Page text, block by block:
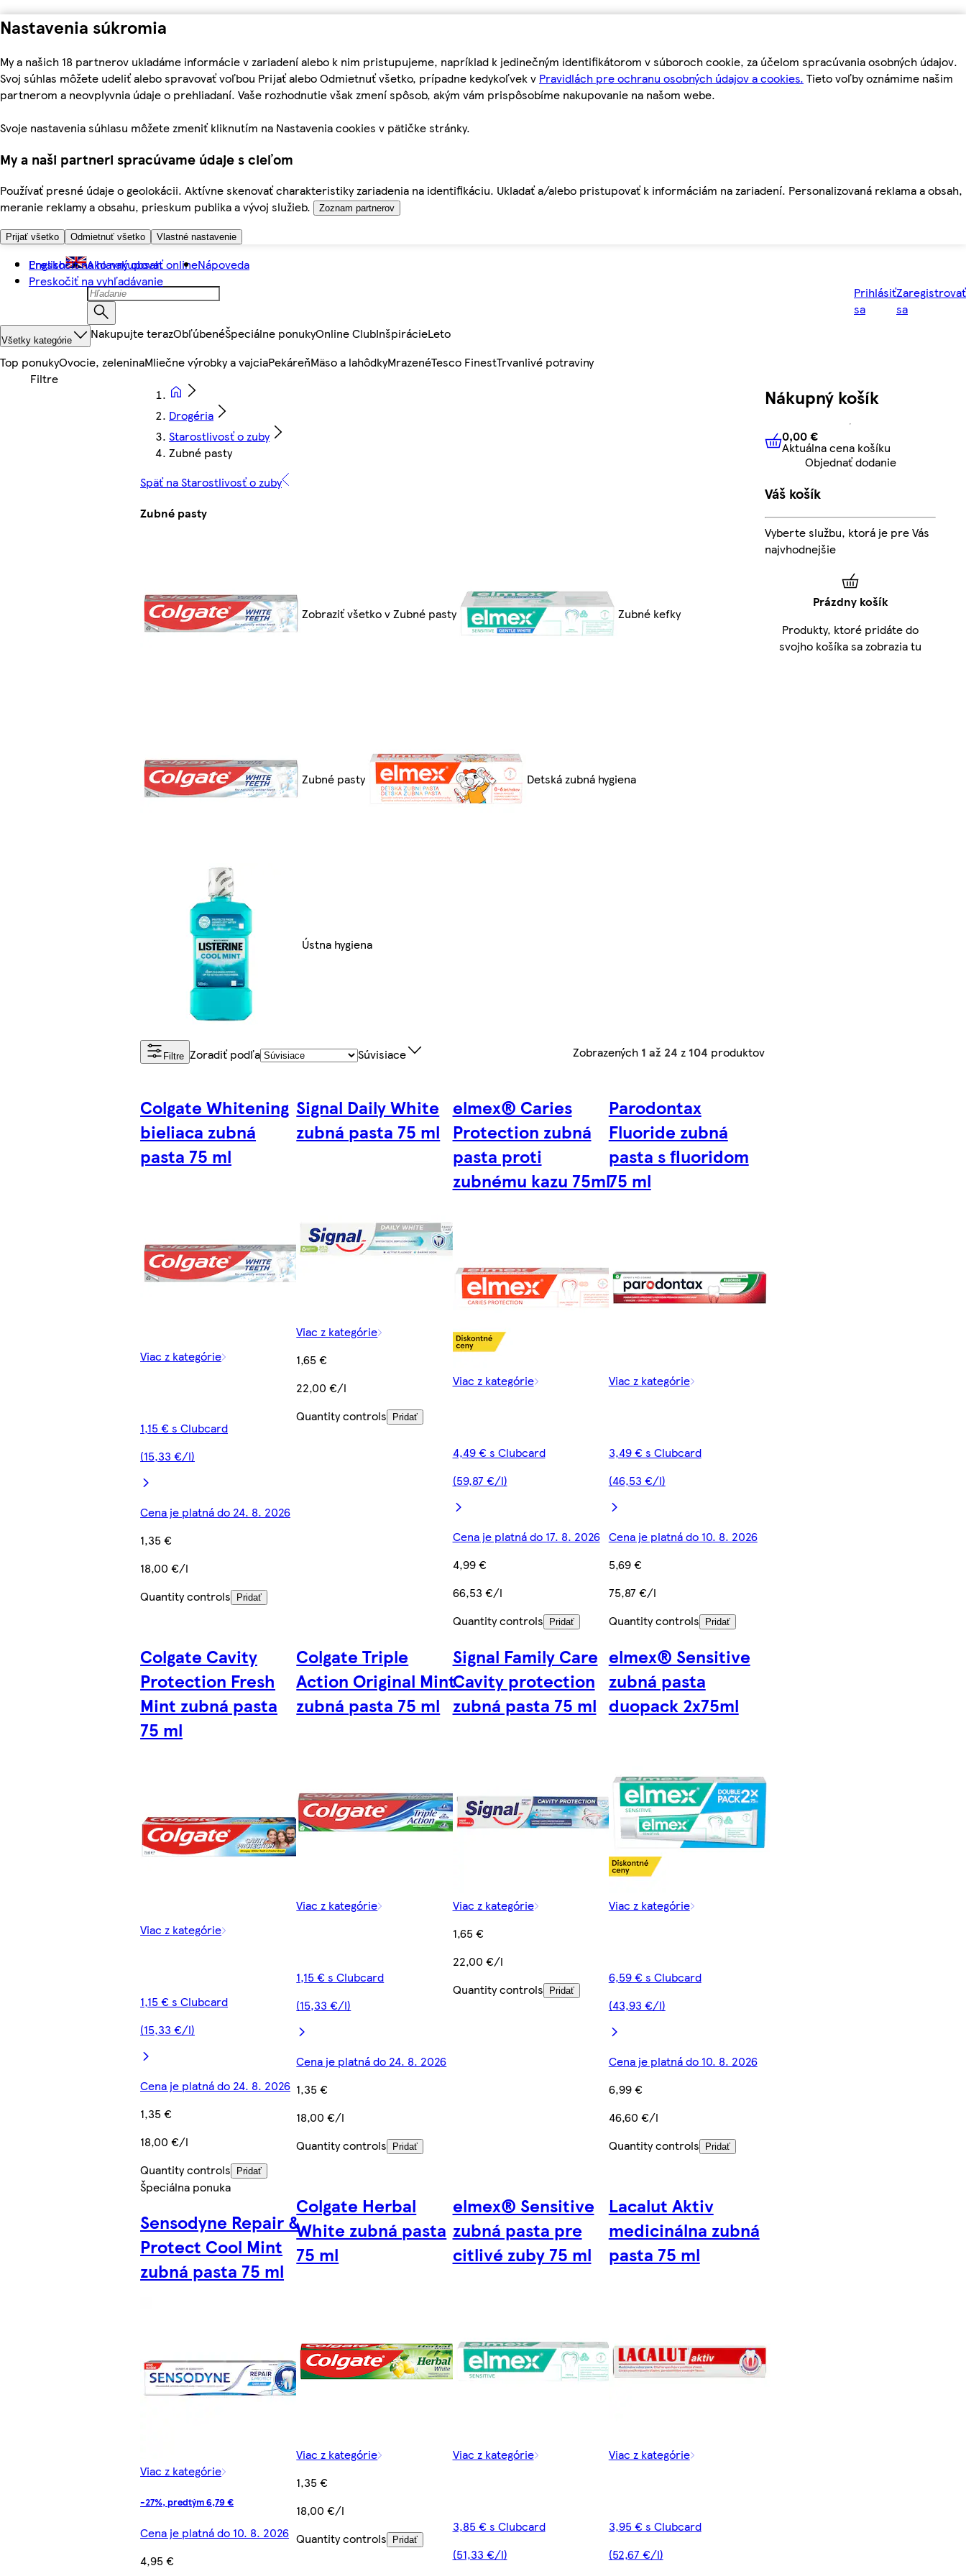
Nastavenia súkromia
My a našich 18 partnerov ukladáme informácie v zariadení alebo k nim pristupujeme, napríklad k jedinečným identifikátorom v súboroch cookie, za účelom spracúvania osobných údajov.
Svoj súhlas môžete udeliť alebo spravovať voľbou Prijať alebo Odmietnuť všetko, prípadne kedykoľvek v Pravidlách pre ochranu osobných údajov a cookies. Tieto voľby oznámime našim
partnerom a neovplyvnia údaje o prehliadaní. Vaše rozhodnutie však zmení spôsob, akým vám prispôsobíme nakupovanie na našom webe.
Svoje nastavenia súhlasu môžete zmeniť kliknutím na Nastavenia cookies v pätičke stránky.
My a naši partneri spracúvame údaje s cieľom
Používať presné údaje o geolokácii. Aktívne skenovať charakteristiky zariadenia na identifikáciu. Ukladať a/alebo pristupovať k informáciám na zariadení. Personalizovaná reklama a obsah,
meranie reklamy a obsahu, prieskum publika a vývoj služieb.
Zoznam partnerov
Prijať všetko Odmietnuť všetko Vlastné nastavenie
Preskočiť na hlavný obsah
Preskočiť na vyhľadávanie
English Ako nakupovať onlineNápoveda
Prihlásiť
sa
Zaregistrovať
sa
Všetky kategórie Nakupujte terazObľúbenéŠpeciálne ponukyOnline ClubInšpirácieLeto
Top ponukyOvocie, zeleninaMliečne výrobky a vajciaPekáreňMäso a lahôdkyMrazenéTesco FinestTrvanlivé potraviny
Drogéria
Starostlivosť o zuby
Zubné pasty
Späť na Starostlivosť o zuby
Zubné pasty
Zobraziť všetko v Zubné pasty Zubné kefky
Zubné pasty Detská zubná hygiena
Ústna hygiena
Filtre Zoradiť podľa Súvisiace Zobrazených 1 až 24 z 104 produktov
Colgate Whitening
bieliaca zubná
pasta 75 ml
Viac z kategórie
1,15 € s Clubcard
(15,33 €/l)
Cena je platná do 24. 8. 2026
1,35 €
18,00 €/l
Quantity controls
Pridať
Signal Daily White
zubná pasta 75 ml
Viac z kategórie
1,65 €
22,00 €/l
Quantity controls
Pridať
elmex® Caries
Protection zubná
pasta proti
zubnému kazu 75ml
Viac z kategórie
4,49 € s Clubcard
(59,87 €/l)
Cena je platná do 17. 8. 2026
4,99 €
66,53 €/l
Quantity controls
Pridať
Parodontax
Fluoride zubná
pasta s ﬂuoridom
75 ml
Viac z kategórie
3,49 € s Clubcard
(46,53 €/l)
Cena je platná do 10. 8. 2026
5,69 €
75,87 €/l
Quantity controls
Pridať
Colgate Cavity
Protection Fresh
Mint zubná pasta
75 ml
Viac z kategórie
1,15 € s Clubcard
(15,33 €/l)
Cena je platná do 24. 8. 2026
1,35 €
18,00 €/l
Quantity controls
Pridať
Colgate Triple
Action Original Mint
zubná pasta 75 ml
Viac z kategórie
1,15 € s Clubcard
(15,33 €/l)
Cena je platná do 24. 8. 2026
1,35 €
18,00 €/l
Quantity controls
Pridať
Signal Family Care
Cavity protection
zubná pasta 75 ml
Viac z kategórie
1,65 €
22,00 €/l
Quantity controls
Pridať
elmex® Sensitive
zubná pasta
duopack 2x75ml
Viac z kategórie
6,59 € s Clubcard
(43,93 €/l)
Cena je platná do 10. 8. 2026
6,99 €
46,60 €/l
Quantity controls
Pridať
Špeciálna ponuka
Sensodyne Repair &
Protect Cool Mint
zubná pasta 75 ml
Viac z kategórie
-27%, predtým 6,79 €
Cena je platná do 10. 8. 2026
4,95 €
Colgate Herbal
White zubná pasta
75 ml
Viac z kategórie
1,35 €
18,00 €/l
Quantity controls Pridať
elmex® Sensitive
zubná pasta pre
citlivé zuby 75 ml
Viac z kategórie
3,85 € s Clubcard
(51,33 €/l)
Lacalut Aktiv
medicinálna zubná
pasta 75 ml
Viac z kategórie
3,95 € s Clubcard
(52,67 €/l)
Nákupný košík
0,00 € Aktuálna cena košíku
0,00 €
Aktuálna cena košíku
Objednať dodanie
Váš košík
Vyberte službu, ktorá je pre Vás
najvhodnejšie
Prázdny košík
Produkty, ktoré pridáte do
svojho košíka sa zobrazia tu